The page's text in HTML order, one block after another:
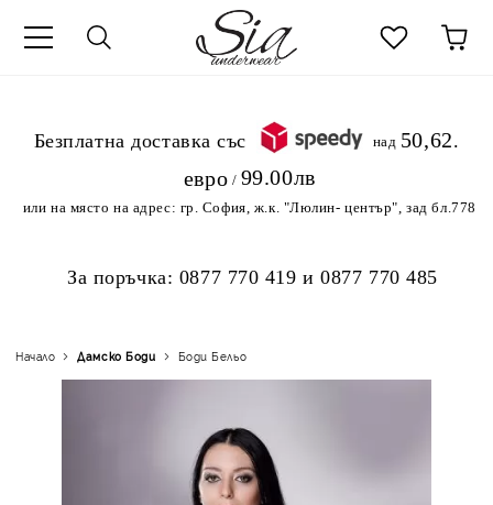
.Безплатна доставка със
над 50,62
евро / 99.00лв
или на място на адрес: гр. София, ж.к. "Люлин- център", зад бл.778
За поръчка: 0877 770 419 и0877 770 485
Начало Дамскo Боди Боди Бельо